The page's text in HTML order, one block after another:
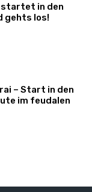
startet in den
gehts los!
– Start in den
im feudalen